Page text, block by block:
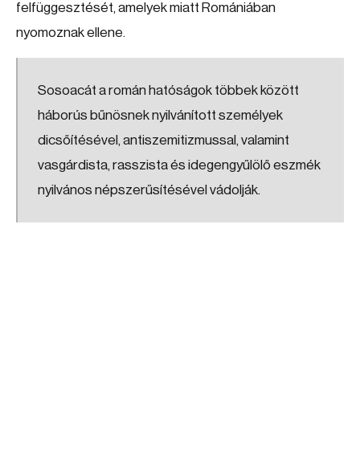
felfüggesztését, amelyek miatt Romániában
nyomoznak ellene.
Sosoacát a román hatóságok többek között
háborús bűnösnek nyilvánított személyek
dicsőítésével, antiszemitizmussal, valamint
vasgárdista, rasszista és idegengyűlölő eszmék
nyilvános népszerűsítésével vádolják.